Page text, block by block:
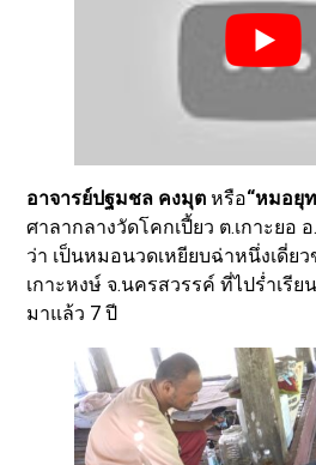
อาจารย์ปฐมชล คงมุต หรือ“หมอยุ
ศาลากลางวัดโคกเปี้ยว ต.เกาะยอ อ
ว่า เป็นหมอนวดเหยียบฉ่าหนึ่งเดี่ย
เกาะหงษ์ จ.นครสวรรค์ ที่ไปร่ำเรี
มาแล้ว 7 ปี